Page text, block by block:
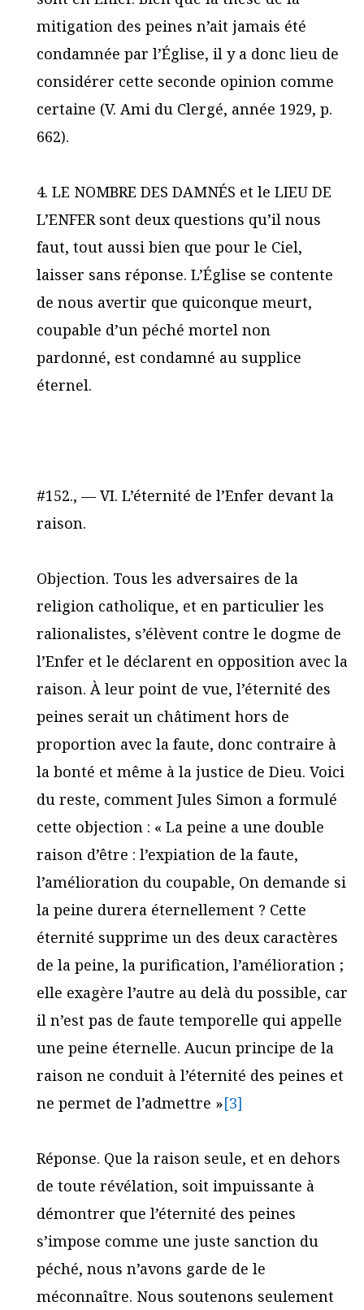
mitigation des peines n’ait jamais été
condamnée par l’Église, il y a donc lieu de
considérer cette seconde opinion comme
certaine (V. Ami du Clergé, année 1929, p.
662).
4. LE NOMBRE DES DAMNÉS et le LIEU DE
L’ENFER sont deux questions qu’il nous
faut, tout aussi bien que pour le Ciel,
laisser sans réponse. L’Église se contente
de nous avertir que quiconque meurt,
coupable d’un péché mortel non
pardonné, est condamné au supplice
éternel.
#152., — VI. L’éternité de l’Enfer devant la
raison.
Objection. Tous les adversaires de la
religion catholique, et en particulier les
ralionalistes, s’élèvent contre le dogme de
l’Enfer et le déclarent en opposition avec la
raison. À leur point de vue, l’éternité des
peines serait un châtiment hors de
proportion avec la faute, donc contraire à
la bonté et même à la justice de Dieu. Voici
du reste, comment Jules Simon a formulé
cette objection : « La peine a une double
raison d’être : l’expiation de la faute,
l’amélioration du coupable, On demande si
la peine durera éternellement ? Cette
éternité supprime un des deux caractères
de la peine, la purification, l’amélioration ;
elle exagère l’autre au delà du possible, car
il n’est pas de faute temporelle qui appelle
une peine éternelle. Aucun principe de la
raison ne conduit à l’éternité des peines et
ne permet de l’admettre »[3]
Réponse. Que la raison seule, et en dehors
de toute révélation, soit impuissante à
démontrer que l’éternité des peines
s’impose comme une juste sanction du
péché, nous n’avons garde de le
méconnaître. Nous soutenons seulement